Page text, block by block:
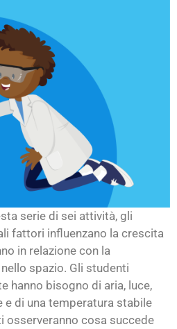
serie di sei attività, gli
fattori influenzano la crescita
in relazione con la
spazio. Gli studenti
hanno bisogno di aria, luce,
e di una temperatura stabile
osserveranno cosa succede